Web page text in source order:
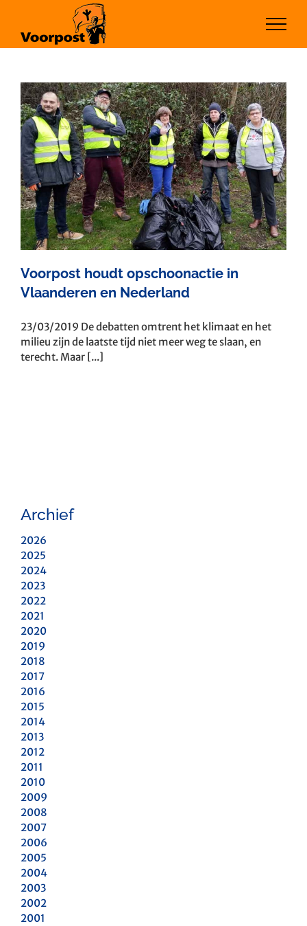
inhoud
Voorpost houdt opschoonactie in
Vlaanderen en Nederland
23/03/2019 De debatten omtrent het klimaat en het
milieu zijn de laatste tijd niet meer weg te slaan, en
terecht. Maar [...]
Archief
2026
2025
2024
2023
2022
2021
2020
2019
2018
2017
2016
2015
2014
2013
2012
2011
2010
2009
2008
2007
2006
2005
2004
2003
2002
2001